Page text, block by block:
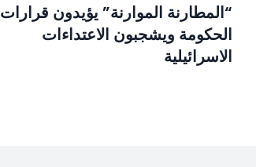
“المطارنة الموارنة” يؤيدون قرارات
الحكومة ويشجبون الاعتداءات
الاسرائيلية